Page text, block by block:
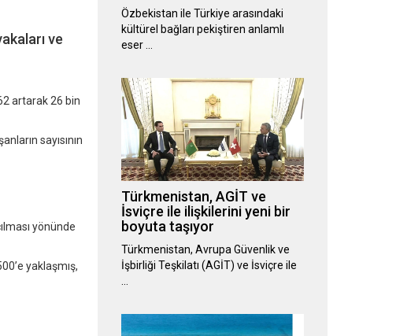
ve
artarak 26 bin
sayısının
yönünde
yaklaşmış,
Özbekistan ile Türkiye arasındaki
kültürel bağları pekiştiren anlamlı
eser …
Türkmenistan, AGİT ve
İsviçre ile ilişkilerini yeni bir
boyuta taşıyor
Türkmenistan, Avrupa Güvenlik ve
İşbirliği Teşkilatı (AGİT) ve İsviçre ile